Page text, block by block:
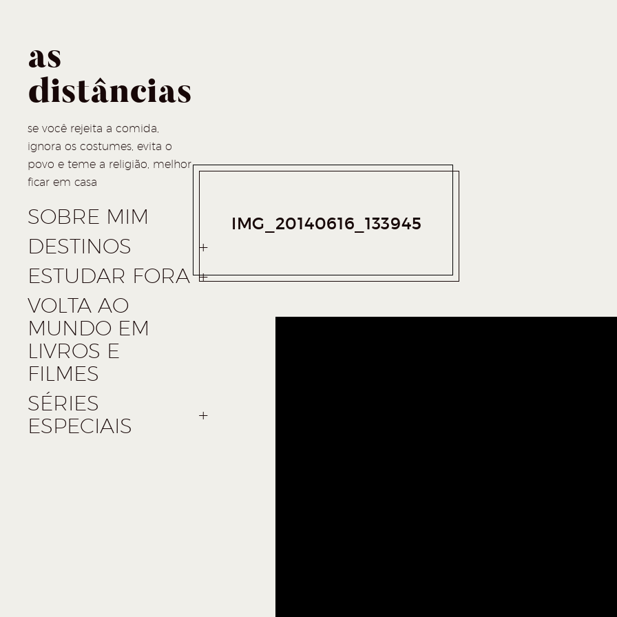
as
distâncias
se você rejeita a comida,
ignora os costumes, evita o
povo e teme a religião, melhor
ficar em casa
SOBRE MIM
DESTINOS
ESTUDAR FORA
VOLTA AO
MUNDO EM
LIVROS E
FILMES
SÉRIES
ESPECIAIS
IMG_20140616_133945